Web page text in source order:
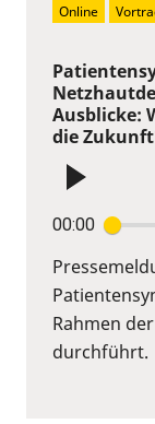
Ausblicke:
die
00:00
Rahmen
durchführt.
Online